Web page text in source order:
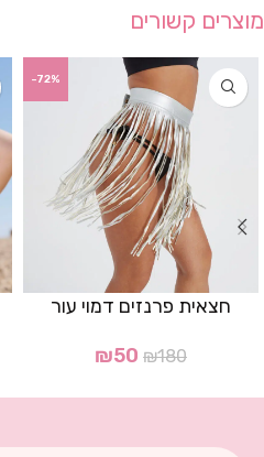
מוצרים קשורים
-72%
חצאית פרנזים דמוי עור
₪180
₪50